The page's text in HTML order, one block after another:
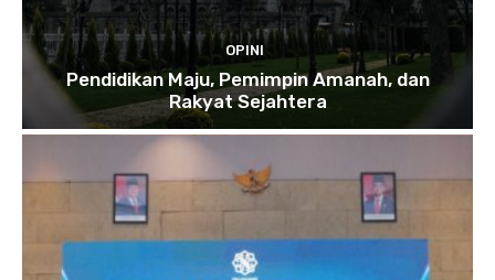
OPINI
Pendidikan Maju, Pemimpin Amanah, dan
Rakyat Sejahtera